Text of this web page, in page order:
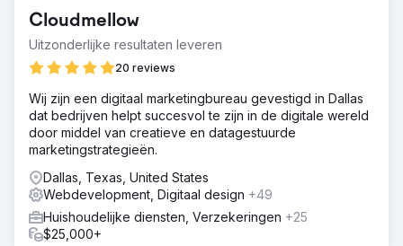
Cloudmellow
Uitzonderlijke resultaten leveren
20 reviews
Wij zijn een digitaal marketingbureau gevestigd in Dallas
dat bedrijven helpt succesvol te zijn in de digitale wereld
door middel van creatieve en datagestuurde
marketingstrategieën.
Dallas, Texas, United States
Webdevelopment, Digitaal design +49
Huishoudelijke diensten, Verzekeringen +25
$25,000+